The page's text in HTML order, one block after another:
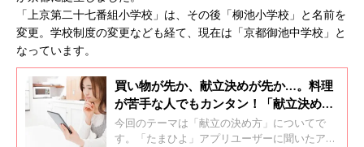
「上京第二十七番組小学校」は、その後「柳池小学校」と名前を
変更。学校制度の変更なども経て、現在は「京都御池中学校」と
なっています。
買い物が先か、献立決めが先か…。料理
が苦手な人でもカンタン！「献立決め」
の黄金ルールとは？
今回のテーマは「献立の決め方」についてで
す。「たまひよ」アプリユーザーに聞いたアイ